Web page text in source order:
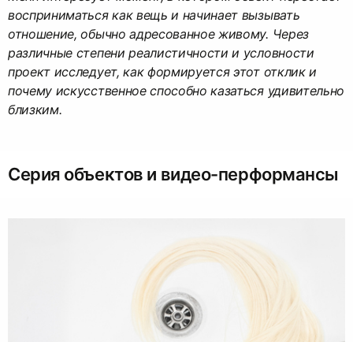
восприниматься как вещь и начинает вызывать
отношение, обычно адресованное живому. Через
различные степени реалистичности и условности
проект исследует, как формируется этот отклик и
почему искусственное способно казаться удивительно
близким.
Серия объектов и видео-перформансы